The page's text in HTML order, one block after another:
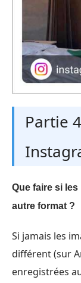
Partie
Que faire si
autre format ?
Si jamais les
différent (sur
enregistrées